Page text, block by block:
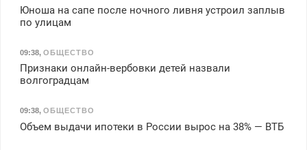
Юноша на сапе после ночного ливня устроил заплыв
по улицам
09:38, ОБЩЕСТВО
Признаки онлайн-вербовки детей назвали
волгоградцам
09:38, ОБЩЕСТВО
Объем выдачи ипотеки в России вырос на 38% — ВТБ